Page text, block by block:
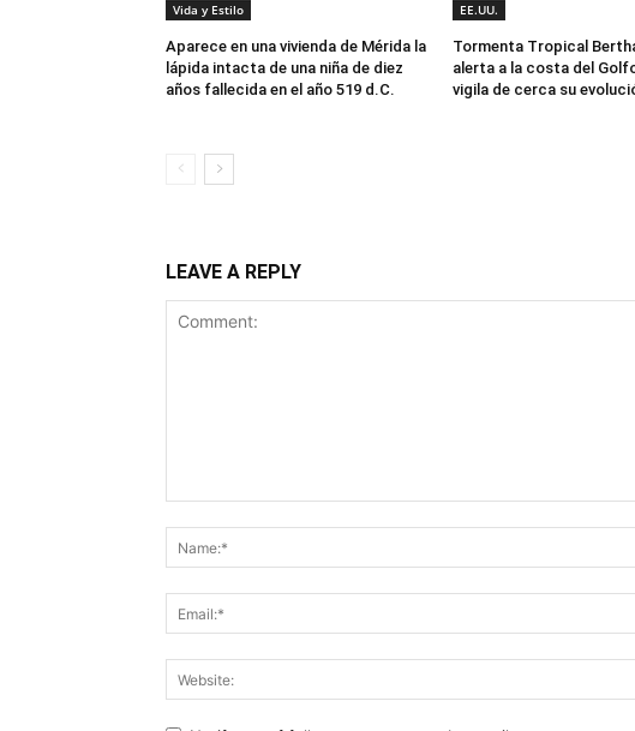
Vida y Estilo
Aparece en una vivienda de Mérida la
lápida intacta de una niña de diez
años fallecida en el año 519 d.C.
EE.UU.
Tormenta Tropical
alerta a la costa del
vigila de cerca su
LEAVE A REPLY